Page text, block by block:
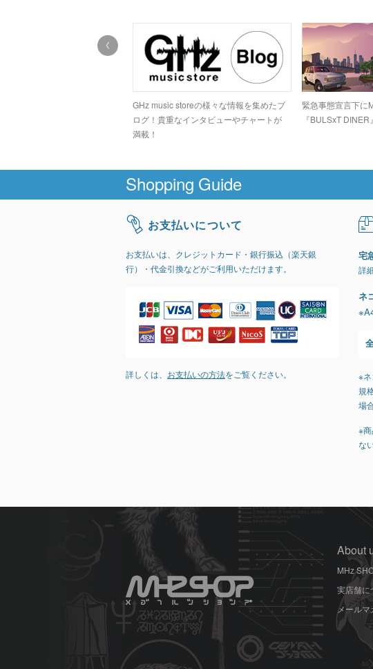
GHz music storeの様々な情報を集めたブ
ログ！貴重なインタビューやチャートが
満載！
緊急事態宣言下に
『BULSxT
Shopping Guide
お支払いについて
お支払いは、クレジットカード・銀行振込（楽天銀
行）・代金引換などがご利用いただけます。
詳しくは、 お支払いの方法をご覧ください。
宅
詳
ネ
※ネ
規
場
※商
な
About
MHz
実店舗に
メールマ